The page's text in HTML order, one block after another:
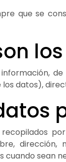
que se
datos),
por
cuando sean